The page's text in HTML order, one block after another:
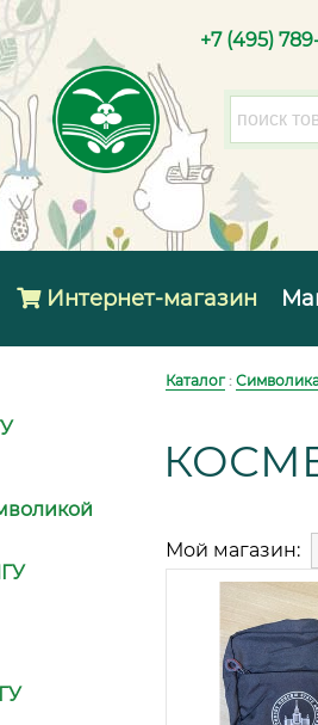
+7 (495)
Интернет-магазин
Каталог:
Мой магазин: